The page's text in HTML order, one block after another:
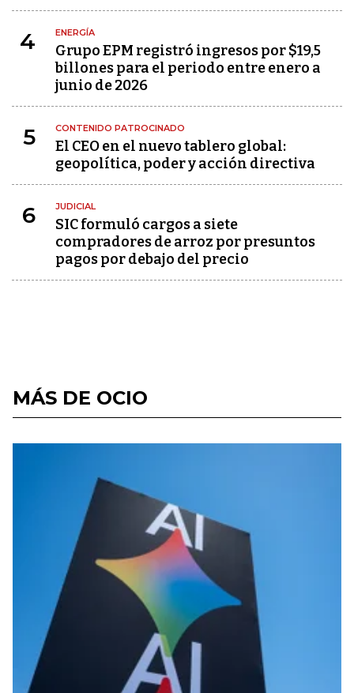
4 ENERGÍA
Grupo EPM registró ingresos por $19,5
billones para el periodo entre enero a
junio de 2026
5 CONTENIDO PATROCINADO
El CEO en el nuevo tablero global:
geopolítica, poder y acción directiva
6 JUDICIAL
SIC formuló cargos a siete
compradores de arroz por presuntos
pagos por debajo del precio
MÁS DE OCIO